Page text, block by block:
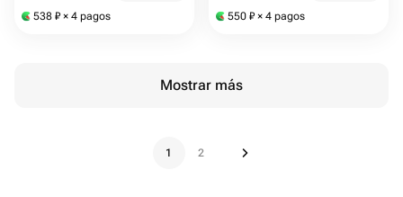
538 ₽ × 4 pagos 550 ₽ × 4 pagos
Mostrar más
1 2